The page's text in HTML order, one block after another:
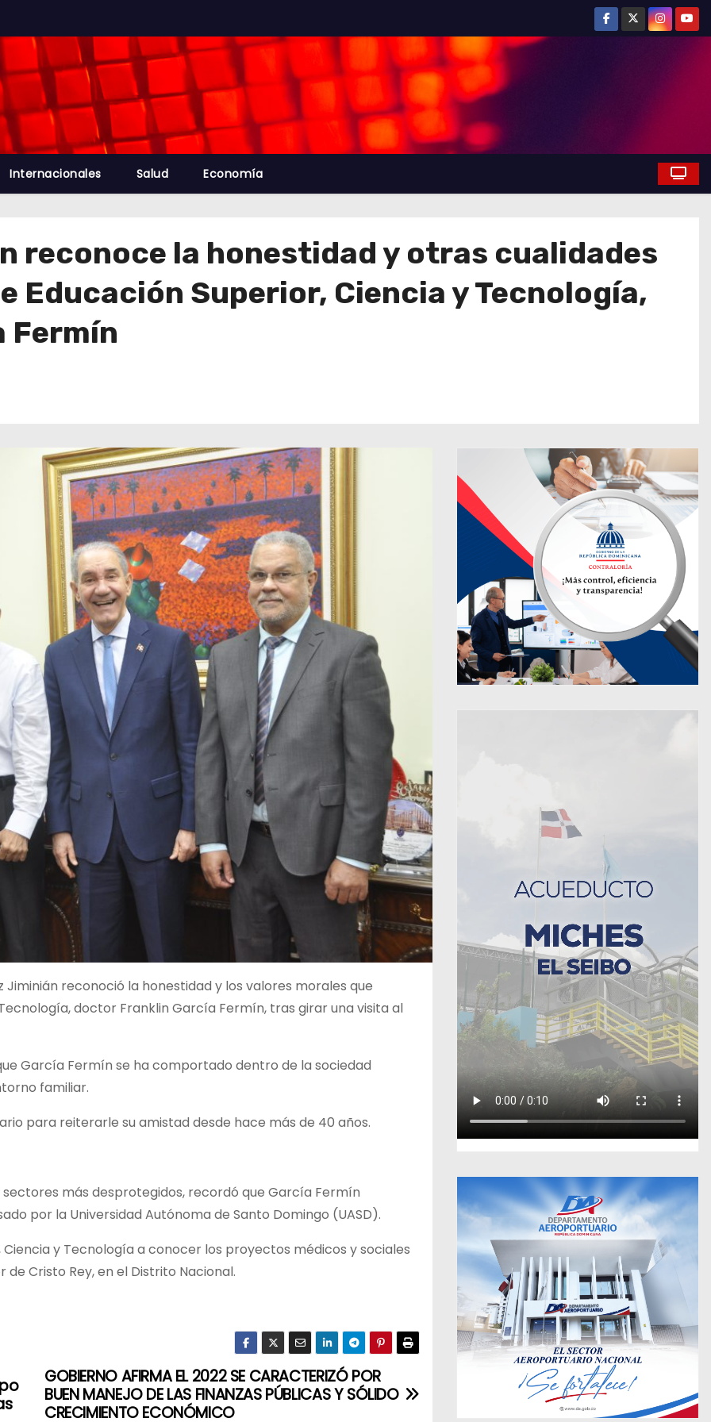
Internacionales Salud Economía
reconoce la honestidad y otras cualidades
Educación Superior, Ciencia y Tecnología,
Fermín
reconoció la honestidad y los valores morales que
doctor Franklin García Fermín, tras girar una visita al
García Fermín se ha comportado dentro de la sociedad
familiar.
para reiterarle su amistad desde hace más de 40 años.
más desprotegidos, recordó que García Fermín
por la Universidad Autónoma de Santo Domingo (UASD).
y Tecnología a conocer los proyectos médicos y sociales
Cristo Rey, en el Distrito Nacional.
GOBIERNO AFIRMA EL 2022 SE CARACTERIZÓ POR
BUEN MANEJO DE LAS FINANZAS PÚBLICAS Y SÓLIDO
CRECIMIENTO ECONÓMICO